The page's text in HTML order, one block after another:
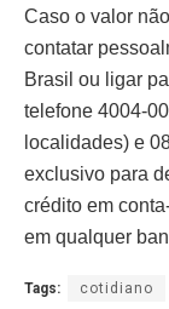
Caso o valor
contatar
Brasil ou ligar
telefone 4004-
localidades) e
exclusivo para
crédito em
em qualquer
Tags: cotidiano